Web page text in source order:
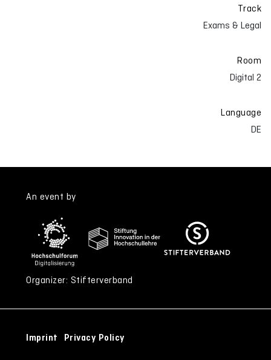
Track
Exams & Legal
Room
Digital 2
Language
DE
An event by
Organizer: Stifterverband
Imprint Privacy Policy